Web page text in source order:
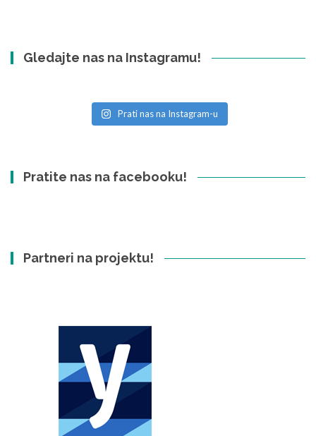
Gledajte nas na Instagramu!
Prati nas na Instagram-u
Pratite nas na facebooku!
Partneri na projektu!